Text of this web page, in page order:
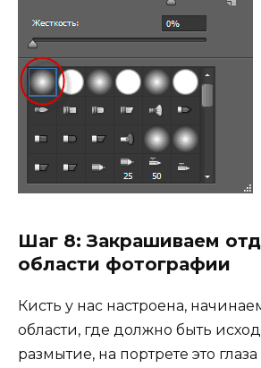
Шаг 8: Закрашиваем
области фотографии
Кисть у нас настроена,
области, где должно быть
размытие, на портрете это